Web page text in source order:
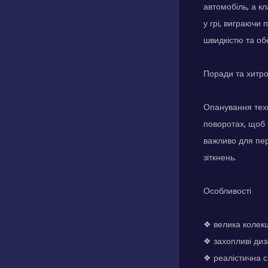
автомобіль, а
у грі, виграючи
швидкістю та
Поради та
Опанування
поворотах, щоб
важливо для
зіткнень.
Особливості
❖ велика
❖ захопливі
❖ реалістична